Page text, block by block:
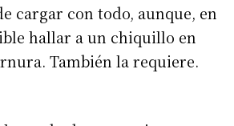
cargar con todo, aunque, en
hallar a un chiquillo en
También la requiere.